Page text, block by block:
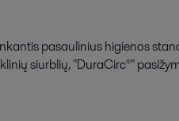
pasaulinius higienos
siurblių, "DuraCirc®"